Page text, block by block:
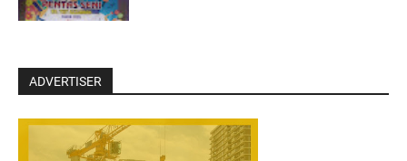
ADVERTISER